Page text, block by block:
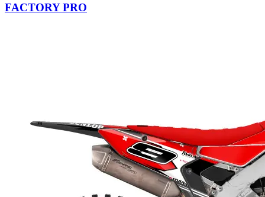
FACTORY PRO